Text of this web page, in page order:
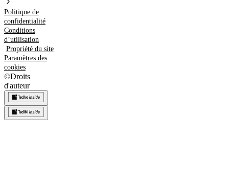
Politique de
confidentialité
Conditions
d’utilisation
Propriété du site
Paramètres des
cookies
©Droits
d'auteur